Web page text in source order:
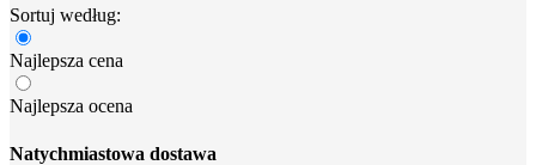
Sortuj według:
Najlepsza cena
Najlepsza ocena
Natychmiastowa dostawa